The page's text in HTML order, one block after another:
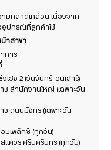
มคลาดเคลื่อน เนื่องจาก
อุปกรณ์ที่ลูกค้าใช้
น้าสาขา
การ
เฮง 2 (วันจันทร์-วันเสาร์)
ช สำนักงานใหญ่ (เฉพาะวัน
ช ถนนมังกร (เฉพาะวัน
มเพล็กซ์ (ทุกวัน)
แควร์ ศรีนครินทร์ (ทุกวัน)